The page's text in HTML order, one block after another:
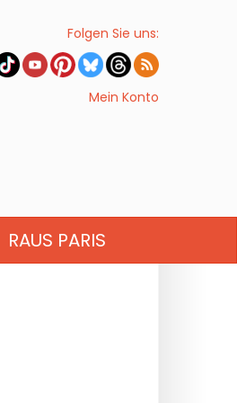
Folgen Sie uns:
Mein Konto
RAUS PARIS